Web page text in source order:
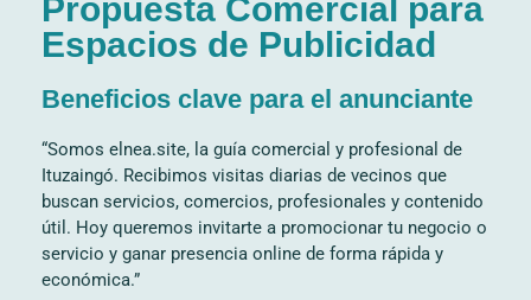
Propuesta Comercial para
Espacios de Publicidad
Beneficios clave para el anunciante
“Somos elnea.site, la guía comercial y profesional de
Ituzaingó. Recibimos visitas diarias de vecinos que
buscan servicios, comercios, profesionales y contenido
útil. Hoy queremos invitarte a promocionar tu negocio o
servicio y ganar presencia online de forma rápida y
económica.”